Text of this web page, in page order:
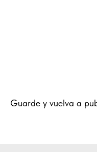
Guarde y vuelva a